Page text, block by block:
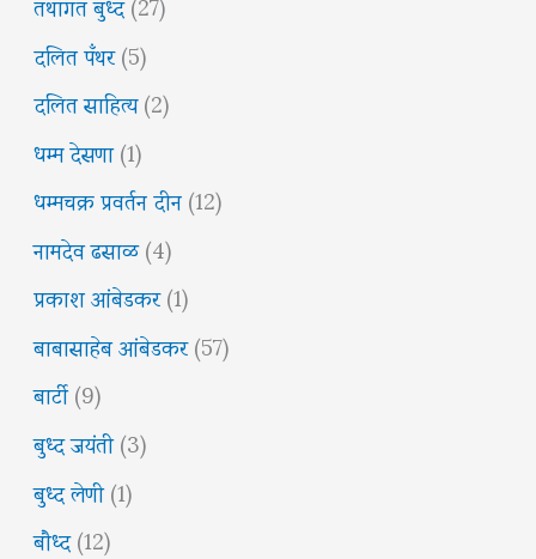
दलित पँथर(5)
दलित साहित्य(2)
धम्म देसणा(1)
धम्मचक्र प्रवर्तन दीन(12)
नामदेव ढसाळ(4)
प्रकाश आंबेडकर(1)
बाबासाहेब आंबेडकर(57)
बार्टी(9)
बुध्द जयंती(3)
बुध्द लेणी(1)
बौध्द(12)